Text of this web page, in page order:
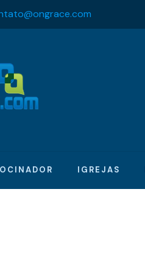
IGREJAS